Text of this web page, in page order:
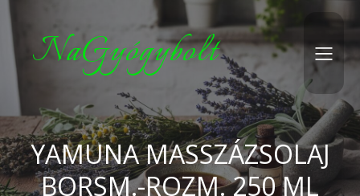
NaGyógybolt
YAMUNA MASSZÁZSOLAJ
BORSM.-ROZM. 250 ML